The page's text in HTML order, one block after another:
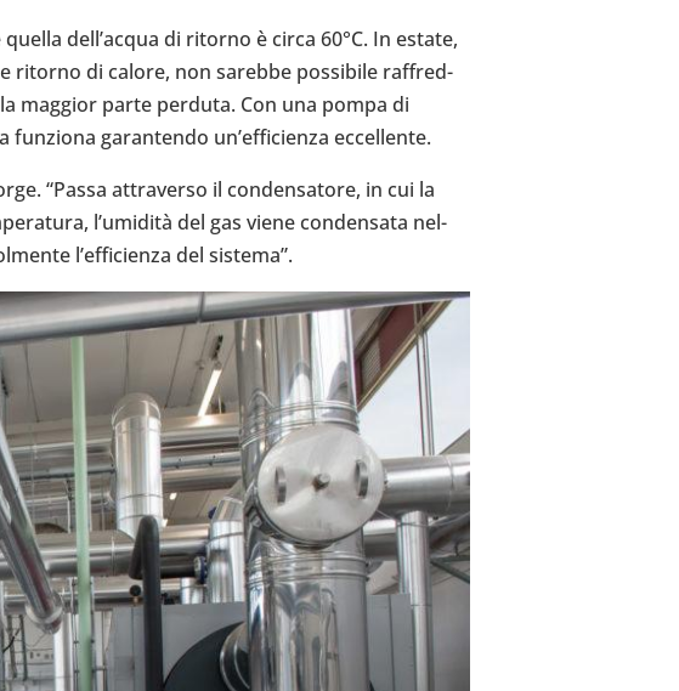
del­l’ac­qua di ritorno è circa 60°C. In estate,
ritorno di calore, non sarebbe pos­si­bile raf­fred­
maggior parte perduta. Con una pompa di
garan­tendo un’ef­fi­cienza eccel­lente.
“Passa attra­verso il con­den­sa­tore, in cui la
l’umidità del gas viene con­den­sata nel­
l’ef­fi­cienza del sistema”.